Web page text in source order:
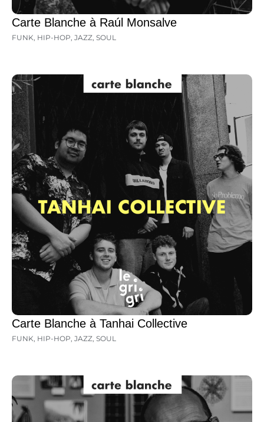
Carte Blanche à Raúl Monsalve
FUNK, HIP-HOP, JAZZ, SOUL
Carte Blanche à Tanhai Collective
FUNK, HIP-HOP, JAZZ, SOUL